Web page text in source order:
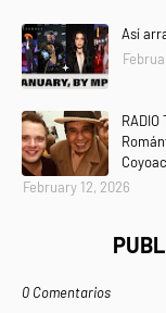
Así
February 12, 2026
0 Comentarios